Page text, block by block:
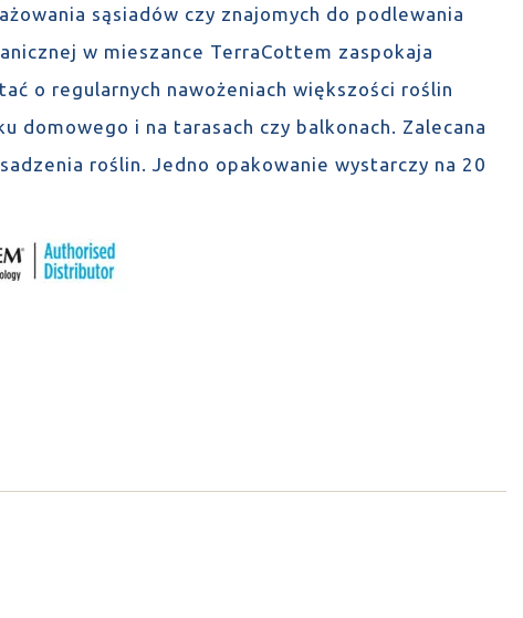
sąsiadów czy znajomych do podlewania
w mieszance TerraCottem zaspokaja
o regularnych nawożeniach większości roślin
domowego i na tarasach czy balkonach. Zalecana
roślin. Jedno opakowanie wystarczy na 20